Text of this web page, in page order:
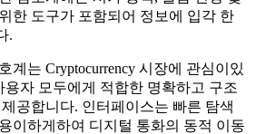
한 도구가 포함되어 정보에 입각 한
.
계는 Cryptocurrency 시장에 관심이있
용자 모두에게 적합한 명확하고 구조
공합니다. 인터페이스는 빠른 탐색
이하게하여 디지털 통화의 동적 이동